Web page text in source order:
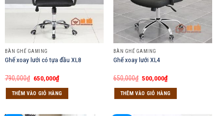
BÀN GHẾ GAMING
Ghế xoay lưới có tựa đầu XL8
790,000₫ Giá
là:
790,000₫.
650,000₫Giá
hiện
tại
là:
THÊM VÀO GIỎ HÀNG
BÀN GHẾ GAMING
Ghế xoay lưới XL4
650,000₫ Giá
là:
650,000₫.
500,000₫Giá
hiện
tại
là:
THÊM VÀO GIỎ HÀNG